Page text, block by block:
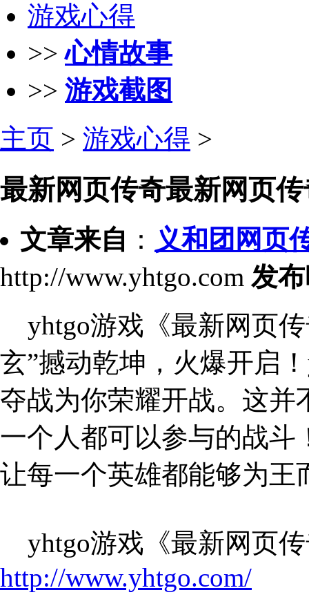
游戏心得
>>心情故事
>> 游戏截图
主页 > 游戏心得 >
最新网页传奇最新网页
文章来自 ： 义和团网页
http://www.yhtgo.com 发
yhtgo游戏《最新网页传
玄”撼动乾坤，火爆开启
夺战为你荣耀开战。这并
一个人都可以参与的战斗
让每一个英雄都能够为王
yhtgo游戏《最新网页
http://www.yhtgo.com/